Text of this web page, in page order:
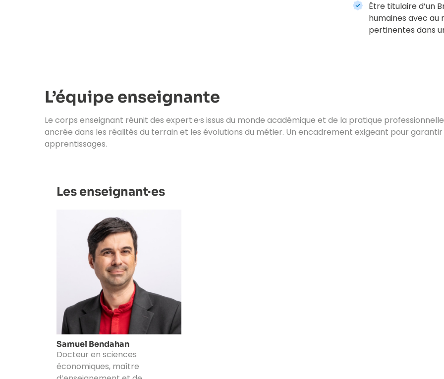
Être titulaire d’un
humaines avec au
pertinentes dans
L’équipe enseignante
Le corps enseignant réunit des expert·e·s issus du monde académique et de la pratique
ancrée dans les réalités du terrain et les évolutions du métier. Un encadrement exigeant pour
apprentissages.
Les enseignant·es
Samuel Bendahan
Docteur en sciences
économiques, maître